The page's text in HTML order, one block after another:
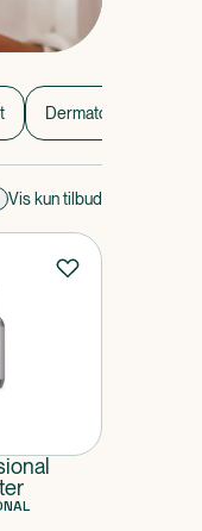
Dermatologisk
Vis kun tilbud